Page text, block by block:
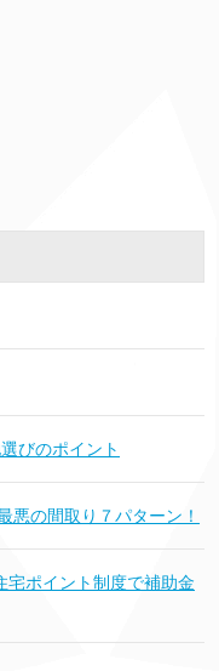
びのポイント
悪の間取り７パターン！
宅ポイント制度で補助金